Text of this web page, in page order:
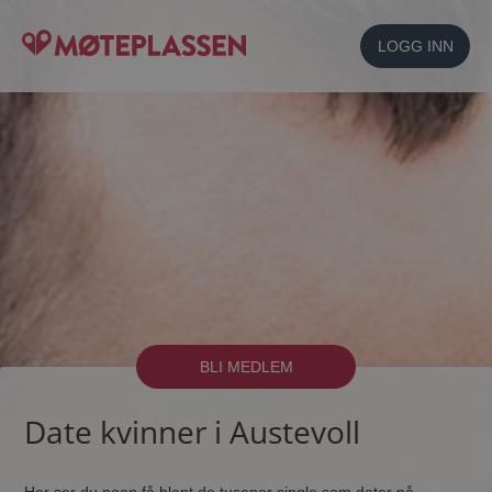
LOGG INN
BLI MEDLEM
Date kvinner i Austevoll